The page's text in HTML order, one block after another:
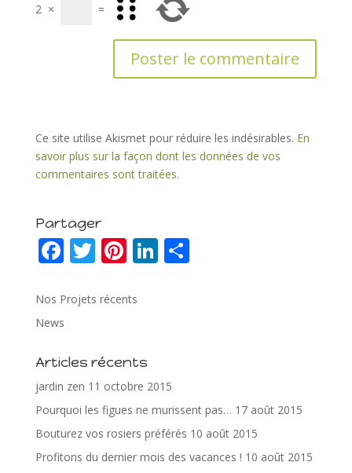
2 × =
Ce site utilise Akismet pour réduire les indésirables. En
savoir plus sur la façon dont les données de vos
commentaires sont traitées.
Partager
F
e
b
o
o
k
T
itt
Pi
er
st
Li
n
P
Nos Projets récents
News
Articles récents
jardin zen 11 octobre 2015
Pourquoi les figues ne murissent pas… 17 août 2015
Bouturez vos rosiers préférés 10 août 2015
Profitons du dernier mois des vacances ! 10 août 2015